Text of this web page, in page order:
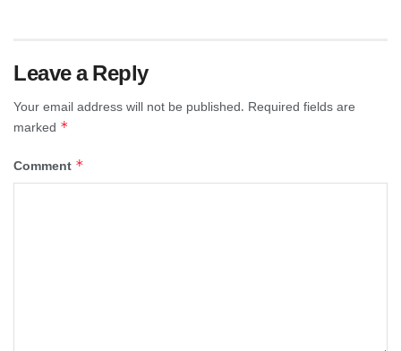
Leave a Reply
Your email address will not be published. Required fields are
marked *
Comment *